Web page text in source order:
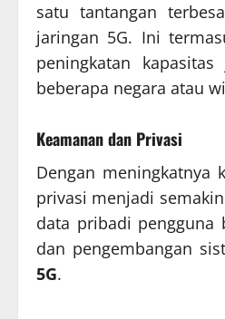
satu tantangan
jaringan 5G. Ini
peningkatan
beberapa negara atau
Keamanan dan Privasi
Dengan meningkatnya
privasi menjadi
data pribadi pengguna
dan pengembangan
5G.